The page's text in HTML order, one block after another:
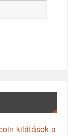
kilátások a